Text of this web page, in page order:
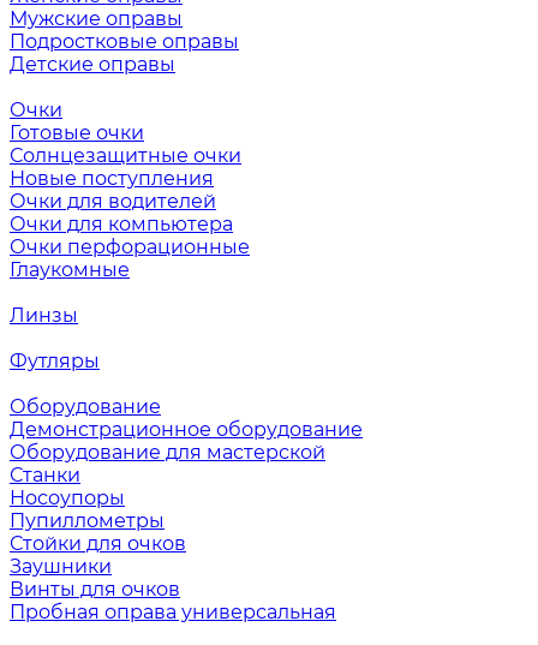
Мужские оправы
Подростковые оправы
Детские оправы
Очки
Готовые очки
Солнцезащитные очки
Новые поступления
Очки для водителей
Очки для компьютера
Очки перфорационные
Глаукомные
Линзы
Футляры
Оборудование
Демонстрационное оборудование
Оборудование для мастерской
Станки
Носоупоры
Пупиллометры
Стойки для очков
Заушники
Винты для очков
Пробная оправа универсальная